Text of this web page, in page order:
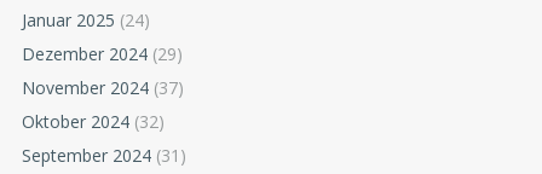
Januar 2025 (24)
Dezember 2024 (29)
November 2024 (37)
Oktober 2024 (32)
September 2024 (31)